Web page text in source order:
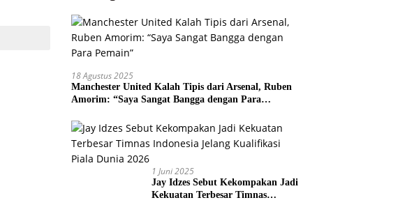
18 Agustus 2025
Manchester United Kalah Tipis dari Arsenal, Ruben
Amorim: “Saya Sangat Bangga dengan Para
1 Juni 2025
Jay Idzes Sebut Kekompakan Jadi
Kekuatan Terbesar Timnas